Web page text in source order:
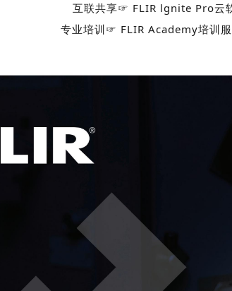
互联共享☞ FLIR lgnite Pro云
专业培训☞ FLIR Academy培训服